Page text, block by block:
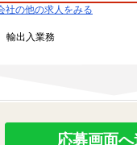
社の他の求人をみる
輸出入業務
応募画面